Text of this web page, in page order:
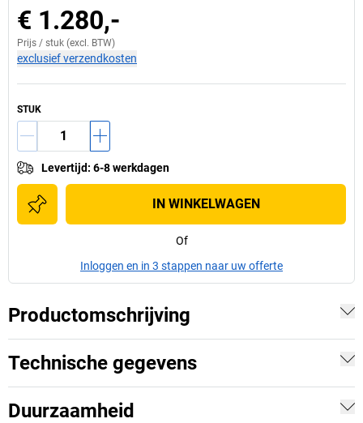
€ 1.280,-
Prijs / stuk (excl. BTW)
exclusief verzendkosten
STUK
Levertijd: 6-8 werkdagen
IN WINKELWAGEN
Of
Inloggen en in 3 stappen naar uw offerte
Productomschrijving
Technische gegevens
Duurzaamheid